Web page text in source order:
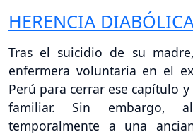
HERENCIA
Tras el suicidio de su
enfermera voluntaria en el
Perú para cerrar ese capítulo
familiar. Sin embargo,
temporalmente a una